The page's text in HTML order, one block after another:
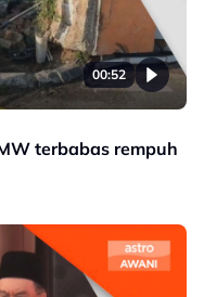
00:52
terbabas rempuh